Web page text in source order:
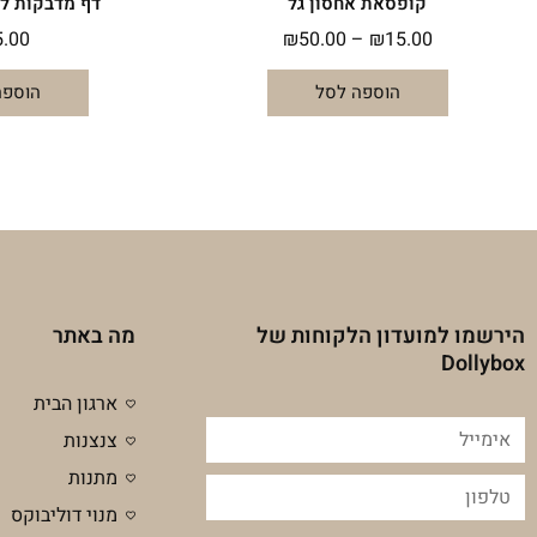
₪15.00
–
₪50.00
הוספה לסל
הירשמו למועדון הלקוחות של
Dollybox
אימייל
טלפון
מה באתר
ארגון הבית
צנצנות
מתנות
מנוי דוליבוקס